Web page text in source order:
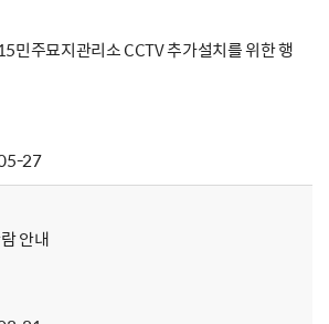
민주묘지관리소 CCTV 추가설치를 위한 행
27
안내